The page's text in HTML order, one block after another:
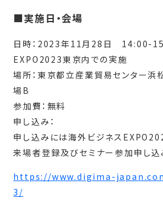
■実施日・会場
日時：2023年11月28日 14:00-
EXPO2023東京内での実施
場所：東京都立産業貿易センター浜
場B
参加費：無料
申し込み：
申し込みには海外ビジネス
来場者登録及びセミナー参加申し込
https://www.digima-
3/